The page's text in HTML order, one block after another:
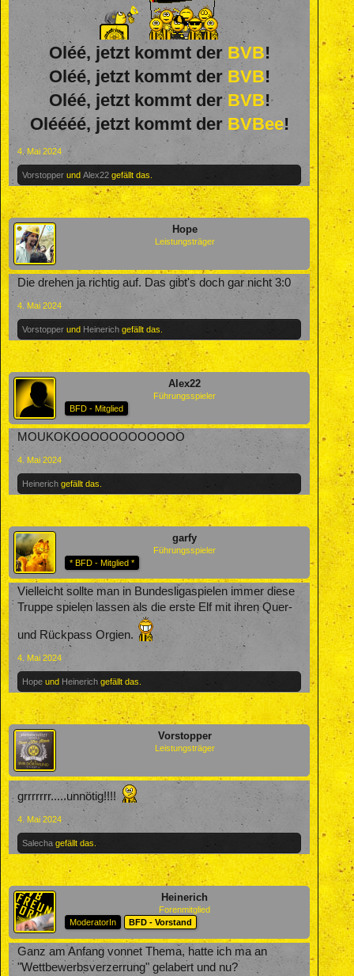
Oléé, jetzt kommt der BVB!
Oléé, jetzt kommt der BVB!
Oléé, jetzt kommt derBVB!
Oléééé, jetzt kommt derBVBee!
4. Mai 2024
Vorstopper und Alex22 gefällt das.
Hope
Leistungsträger
Die drehen ja richtig auf. Das gibt's doch gar nicht 3:0
4. Mai 2024
Vorstopper und Heinerich gefällt das.
Alex22
Führungsspieler
BFD - Mitglied
MOUKOKOOOOOOOOOOOO
4. Mai 2024
Heinerich gefällt das.
garfy
Führungsspieler
* BFD - Mitglied *
Vielleicht sollte man in Bundesligaspielen immer diese
Truppe spielen lassen als die erste Elf mit ihren Quer-
und Rückpass Orgien.
4. Mai 2024
Hope und Heinerich gefällt das.
Vorstopper
Leistungsträger
grrrrrrr.....unnötig!!!!
4. Mai 2024
Salecha gefällt das.
Heinerich
Forenmitglied
ModeratorIn
BFD - Vorstand
Ganz am Anfang vonnet Thema, hatte ich ma an
"Wettbewerbsverzerrung" gelabert und nu?